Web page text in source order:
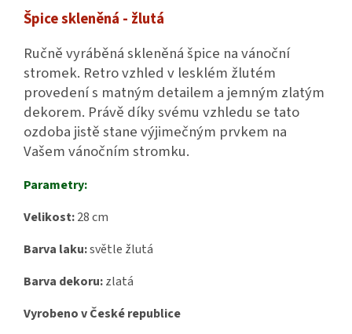
Špice skleněná - žlutá
Ručně vyráběná skleněná špice na vánoční
stromek. Retro vzhled v lesklém žlutém
provedení s matným detailem a jemným zlatým
dekorem. Právě díky svému vzhledu se tato
ozdoba jistě stane výjimečným prvkem na
Vašem vánočním stromku.
Parametry:
Velikost:28 cm
Barva laku:světle žlutá
Barva dekoru:zlatá
Vyrobeno v České republice